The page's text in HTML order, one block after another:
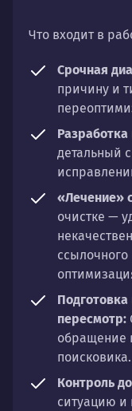
Что входит в
Срочная
причину и
детальный
«Лечение»
очистке —
пересмотр:
обращение
поисковика.
Контроль
ситуацию и